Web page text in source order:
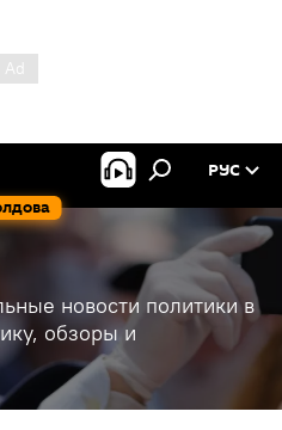
РУС
новости политики в
обзоры и